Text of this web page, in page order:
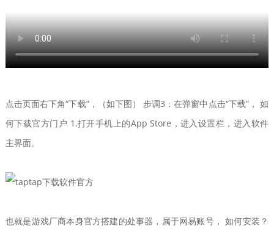
点击页面右下角“下载”，（如下图） 步调3：在弹窗中点击“下载”， 如
何下载官方门户 1.打开手机上的App Store，进入设置栏，进入软件
主界面。
也就是游戏厂商本身官方搭建的处事器，属于网易账号， 如何安装？